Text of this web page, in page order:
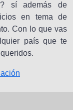
sí además de
en tema de
Con lo que vas
país que te